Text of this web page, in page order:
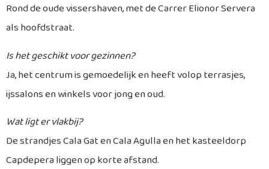
Rond de oude vissershaven, met de Carrer Elionor Servera
als hoofdstraat.
Is het geschikt voor gezinnen?
Ja, het centrum is gemoedelijk en heeft volop terrasjes,
ijssalons en winkels voor jong en oud.
Wat ligt er vlakbij?
De strandjes Cala Gat en Cala Agulla en het kasteeldorp
Capdepera liggen op korte afstand.